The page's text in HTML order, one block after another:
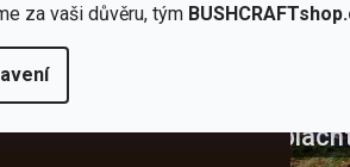
za vaši důvěru, tým